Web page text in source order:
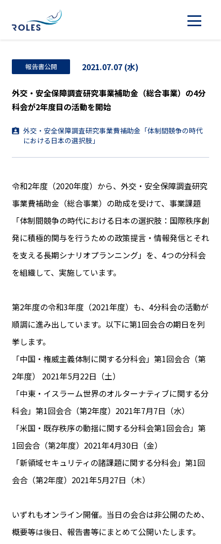
報告書公開 2021.07.07 (水)
外交・安全保障調査研究事業補助金（総合事業）の4分
科会が2年度目の活動を開始
外交・安全保障調査研究事業費補助金「体制間競争の時代
における日本の選択肢」
令和2年度（2020年度）から、外交・安全保障調査研究
事業費補助金（総合事業）の助成を受けて、事業課題
「体制間競争の時代における日本の選択肢：国際秩序創
発に積極的関与を行うための政策提言・情報発信とそれ
を支える長期シナリオプランニング」を、4つの分科会
を組織して、実施しています。
第2年度の令和3年度（2021年度）も、4分科会の活動が
順調に進み出しています。以下に第1回会合の期日を列
挙します。
「中国・権威主義体制に関する分科会」第1回会合（第
2年度） 2021年5月22日（土）
「中東・イスラーム世界のオルターナティブに関する分
科会」第1回会合（第2年度）2021年7月7日（水）
「米国・既存秩序の動揺に関する分科会第1回会合」第
1回会合（第2年度）2021年4月30日（金）
「新領域セキュリティの諸課題に関する分科会」第1回
会合（第2年度）2021年5月27日（木）
いずれもオンライン開催。当日の会合は非公開のため、
概要等は後日、報告書等にまとめて公開いたします。